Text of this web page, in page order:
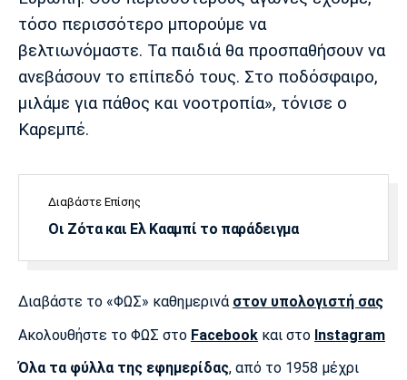
τόσο περισσότερο μπορούμε να
βελτιωνόμαστε. Τα παιδιά θα προσπαθήσουν να
ανεβάσουν το επίπεδό τους. Στο ποδόσφαιρο,
μιλάμε για πάθος και νοοτροπία», τόνισε ο
Καρεμπέ.
Διαβάστε Επίσης
Οι Ζότα και Ελ Κααμπί το παράδειγμα
Διαβάστε το «ΦΩΣ» καθημερινά στον υπολογιστή σας
Ακολουθήστε το ΦΩΣ στο Facebook και στο Instagram
Όλα τα φύλλα της εφημερίδας, από το 1958 μέχρι